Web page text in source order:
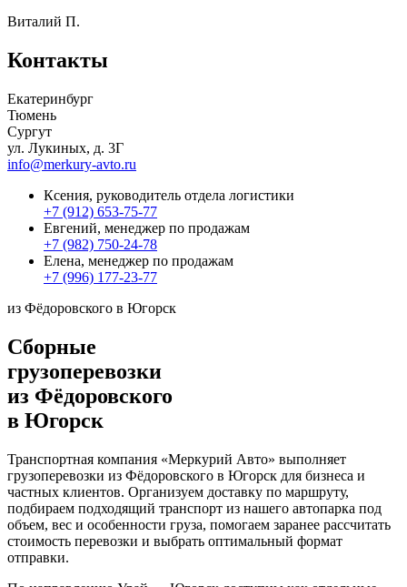
Виталий П.
Контакты
Екатеринбург
Тюмень
Сургут
ул. Лукиных, д. 3Г
info@merkury-avto.ru
Ксения, руководитель отдела логистики
+7 (912) 653-75-77
Евгений, менеджер по продажам
+7 (982) 750-24-78
Елена, менеджер по продажам
+7 (996) 177-23-77
из Фёдоровского в Югорск
Сборные
грузоперевозки
из Фёдоровского
в Югорск
Транспортная компания «Меркурий Авто» выполняет
грузоперевозки из Фёдоровского в Югорск для бизнеса и
частных клиентов. Организуем доставку по маршруту,
подбираем подходящий транспорт из нашего автопарка под
объем, вес и особенности груза, помогаем заранее рассчитать
стоимость перевозки и выбрать оптимальный формат
отправки.